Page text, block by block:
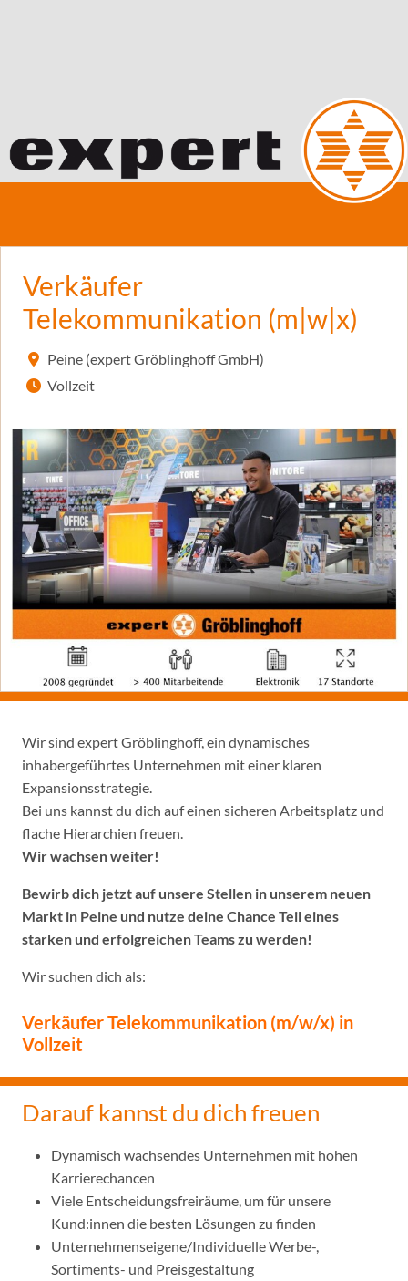
Verkäufer
Telekommunikation (m|w|x)
Peine (expert Gröblinghoff GmbH)
Vollzeit
Wir sind expert Gröblinghoff, ein dynamisches
inhabergeführtes Unternehmen mit einer klaren
Expansionsstrategie.
Bei uns kannst du dich auf einen sicheren Arbeitsplatz und
flache Hierarchien freuen.
Wir wachsen weiter!
Bewirb dich jetzt auf unsere Stellen in unserem neuen
Markt in Peine und nutze deine Chance Teil eines
starken und erfolgreichen Teams zu werden!
Wir suchen dich als:
Verkäufer Telekommunikation (m/w/x) in
Vollzeit
Darauf kannst du dich freuen
Dynamisch wachsendes Unternehmen mit hohen
Karrierechancen
Viele Entscheidungsfreiräume, um für unsere
Kund:innen die besten Lösungen zu finden
Unternehmenseigene/Individuelle Werbe-,
Sortiments- und Preisgestaltung